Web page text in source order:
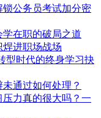
锁公务员考试加分密
在职的破局之道
进职场战场
型时代的终身学习抉
通过如何处理？
力真的很大吗？一